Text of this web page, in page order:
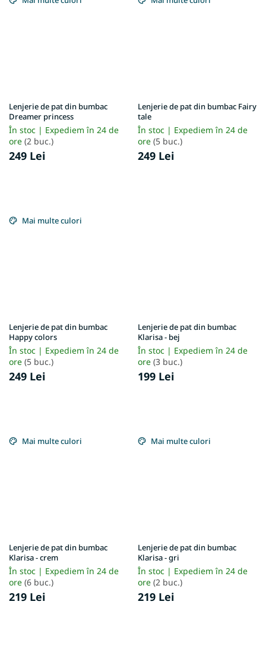
Lenjerie de pat din bumbac
Dreamer princess
În stoc | Expediem în 24 de
ore (2 buc.)
249 Lei
Lenjerie de pat din bumbac Fairy
tale
În stoc | Expediem în 24 de
ore (5 buc.)
249 Lei
Mai multe culori
Lenjerie de pat din bumbac
Happy colors
În stoc | Expediem în 24 de
ore (5 buc.)
249 Lei
Lenjerie de pat din bumbac
Klarisa - bej
În stoc | Expediem în 24 de
ore (3 buc.)
199 Lei
Mai multe culori
Lenjerie de pat din bumbac
Klarisa - crem
În stoc | Expediem în 24 de
ore (6 buc.)
219 Lei
Mai multe culori
Lenjerie de pat din bumbac
Klarisa - gri
În stoc | Expediem în 24 de
ore (2 buc.)
219 Lei